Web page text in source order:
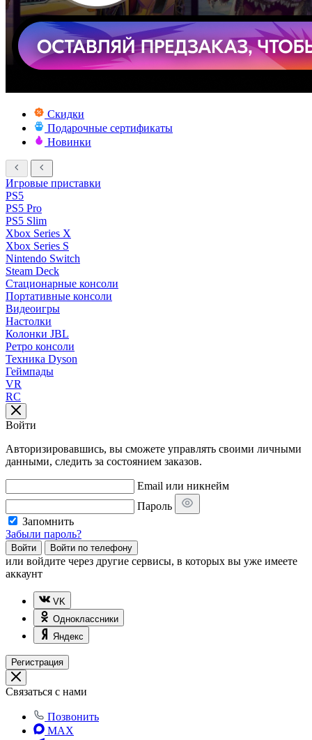
Скидки
Подарочные сертификаты
Новинки
Игровые приставки
PS5
PS5 Pro
PS5 Slim
Xbox Series X
Xbox Series S
Nintendo Switch
Steam Deck
Стационарные консоли
Портативные консоли
Видеоигры
Настолки
Колонки JBL
Ретро консоли
Техника Dyson
Геймпады
VR
RC
Войти
Авторизировавшись, вы сможете управлять своими личными
данными, следить за состоянием заказов.
Email или никнейм
Пароль
Запомнить
Забыли пароль?
Войти Войти по телефону
или войдите через другие сервисы, в которых вы уже имеете
аккаунт
VK
Одноклассники
Яндекс
Регистрация
Связаться с нами
Позвонить
MAX